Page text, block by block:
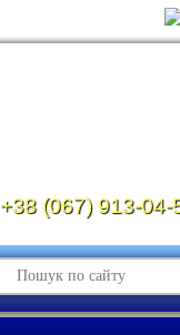
+38 (067) 913-04-